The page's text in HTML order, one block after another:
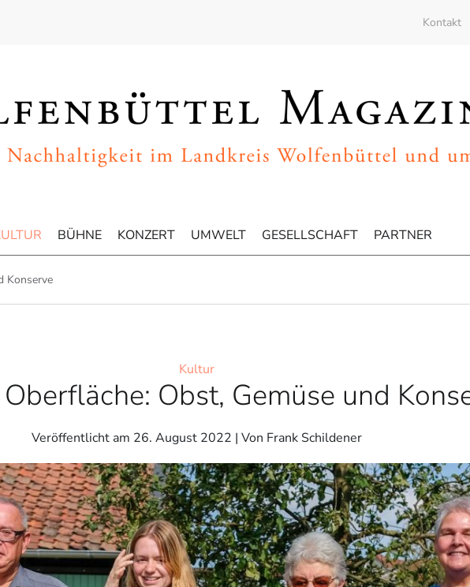
Kontakt
BÜHNE KONZERT UMWELT GESELLSCHAFT PARTNER
Konserve
Kultur
Obst, Gemüse und
Veröffentlicht am 26. August 2022 | Von Frank Schildener